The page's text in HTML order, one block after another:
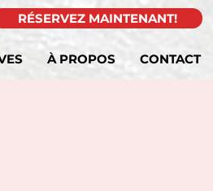
À PROPOS CONTACT
RÉSERVEZ MAINTENANT!